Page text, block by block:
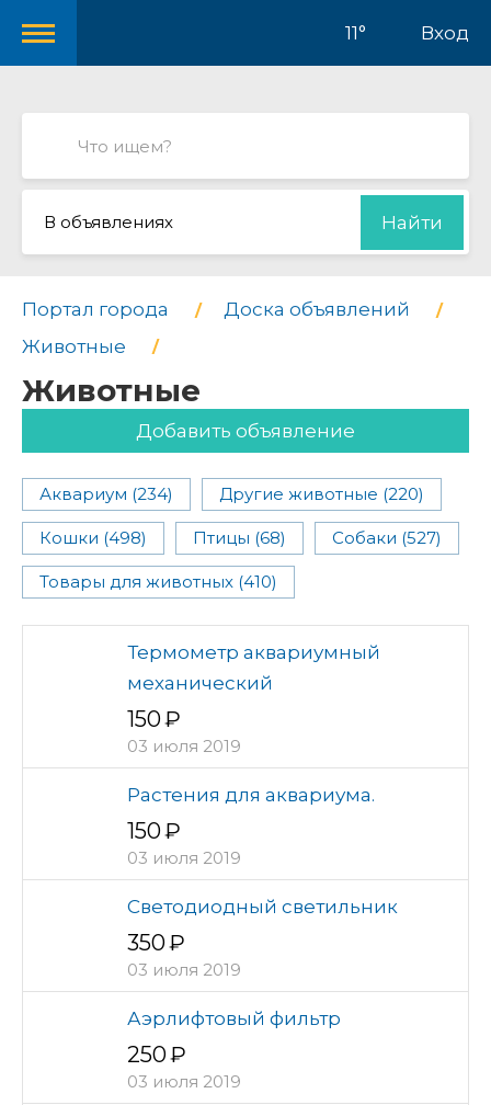
11° Вход
В объявлениях Найти
Портал города
Доска объявлений
Животные
Животные
Добавить объявление
Аквариум (234) Другие животные (220)
Кошки (498) Птицы (68) Собаки (527)
Товары для животных (410)
Термометр аквариумный
механический
150
03 июля 2019
Растения для аквариума.
150
03 июля 2019
Светодиодный светильник
350
03 июля 2019
Аэрлифтовый фильтр
250
03 июля 2019